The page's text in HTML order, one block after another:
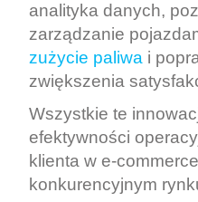
analityka danych,
zarządzanie
zużycie paliwa i
zwiększenia
Wszystkie te
efektywności
klienta w e-
konkurencyjnym